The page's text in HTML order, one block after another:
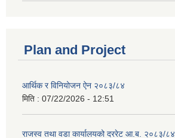
Plan and Project
आर्थिक र विनियोजन ऐन २०८३/८४
मिति : 07/22/2026 - 12:51
राजस्व तथा वडा कार्यालयको दररेट आ.ब. २०८३/८४